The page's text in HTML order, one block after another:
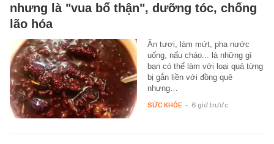
nhưng là "vua bổ thận", dưỡng tóc, chống
lão hóa
Ăn tươi, làm mứt, pha nước
uống, nấu cháo... là những gì
bạn có thể làm với loại quả từng
bị gắn liền với đồng quê
nhưng…
SỨC KHỎE - 6 giờ trước